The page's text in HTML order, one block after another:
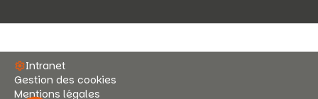
Intranet
Gestion des cookies
Mentions légales